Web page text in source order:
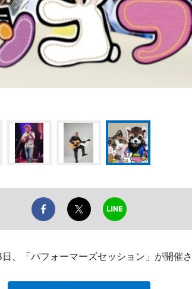
、「パフォーマーズセッション」が開催さ